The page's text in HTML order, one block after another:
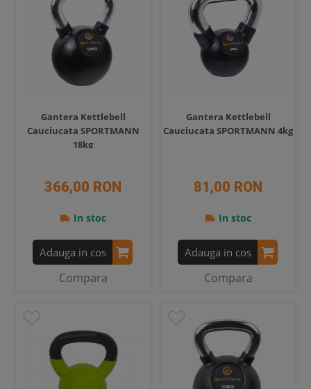
Gantera Kettlebell
Cauciucata SPORTMANN
18kg
366,00 RON
In stoc
Adauga in cos
Compara
Gantera Kettlebell
Cauciucata SPORTMANN 4kg
81,00 RON
In stoc
Adauga in cos
Compara